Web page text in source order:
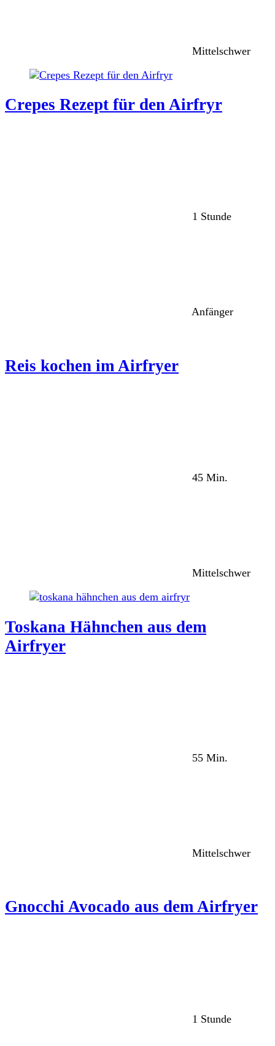
Mittelschwer
Crepes Rezept für den Airfryr
1 Stunde
Anfänger
Reis kochen im Airfryer
45 Min.
Mittelschwer
Toskana Hähnchen aus dem
Airfryer
55 Min.
Mittelschwer
Gnocchi Avocado aus dem Airfryer
1 Stunde